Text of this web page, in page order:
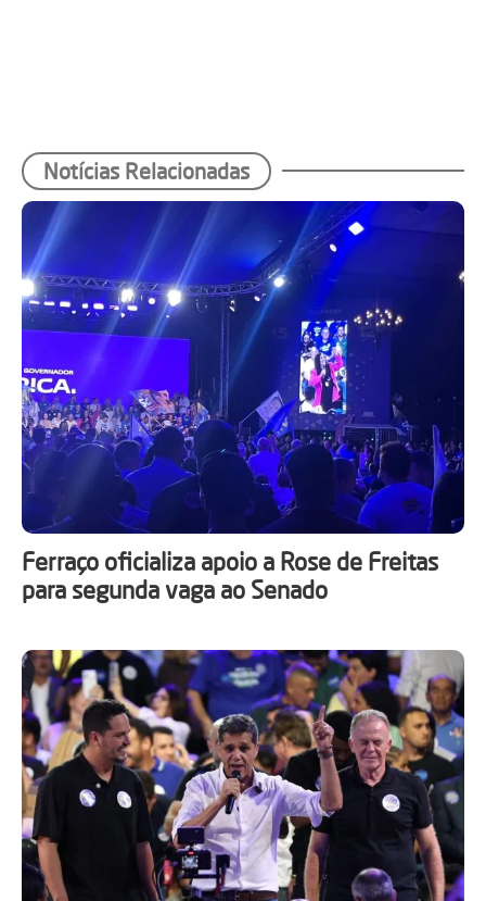
Notícias Relacionadas
Ferraço oficializa apoio a Rose de Freitas
para segunda vaga ao Senado